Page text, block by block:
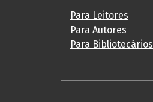
Para Leitores
Para Autores
Para Bibliotecários